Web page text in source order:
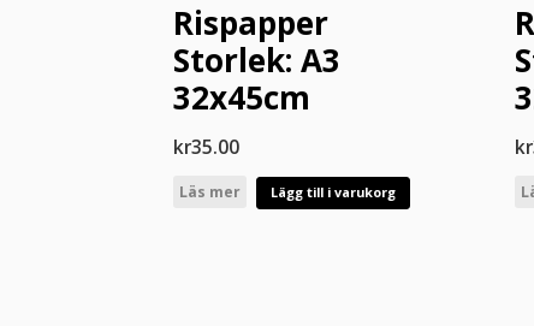
Rispapper
Storlek: A3
32x45cm
kr35.00
Läs mer Lägg till i varukorg
kr